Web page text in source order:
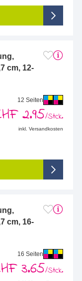
bedruckt)
cm, 12-
12 Seiten
2.95/Stck.
inkl. Versandkosten
bedruckt)
cm, 16-
16 Seiten
3.65/Stck.